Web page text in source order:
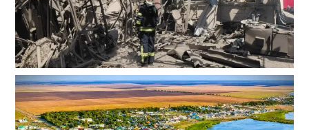
В Одессе выросло число пострадавших после атаки
реактивных дронов (фото)
2
24-07-2026 в 14:29